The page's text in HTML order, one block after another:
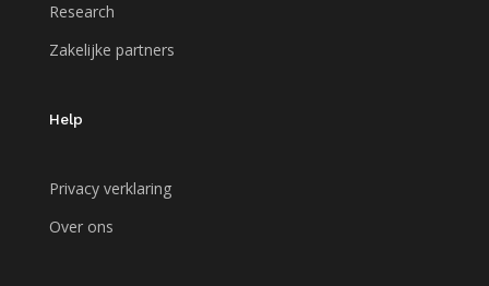
Research
Zakelijke partners
Help
Privacy verklaring
Over ons